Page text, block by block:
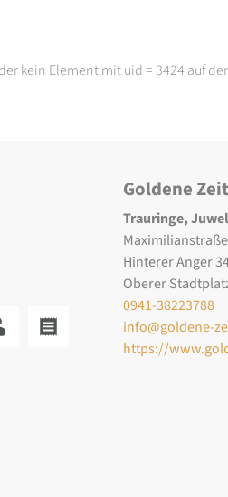
kein Element mit uid = 3424 auf
Goldene
Trauringe,
Hinterer Anger
Oberer
0941-38223788
info@goldene-
https://